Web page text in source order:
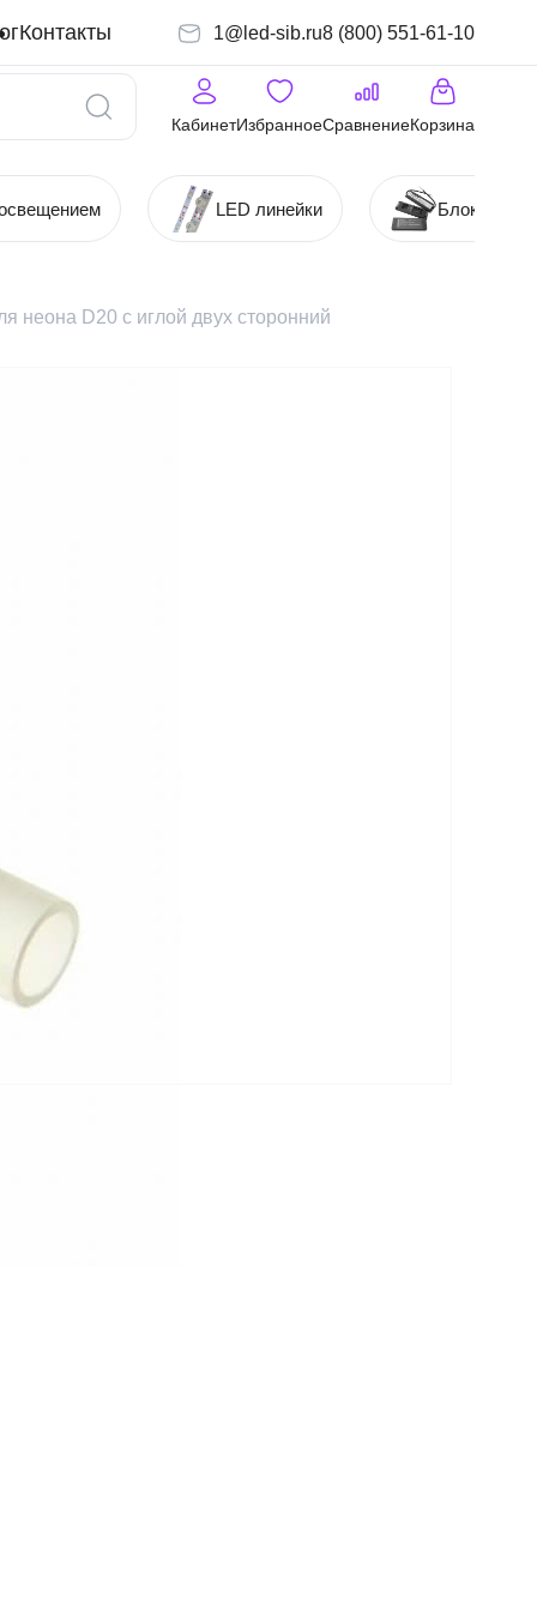
Контакты 1@led-sib.ru8 (800) 551-61-10
КабинетИзбранноеСравнениеКорзина
LED линейки Блоки
неона D20 с иглой двух сторонний